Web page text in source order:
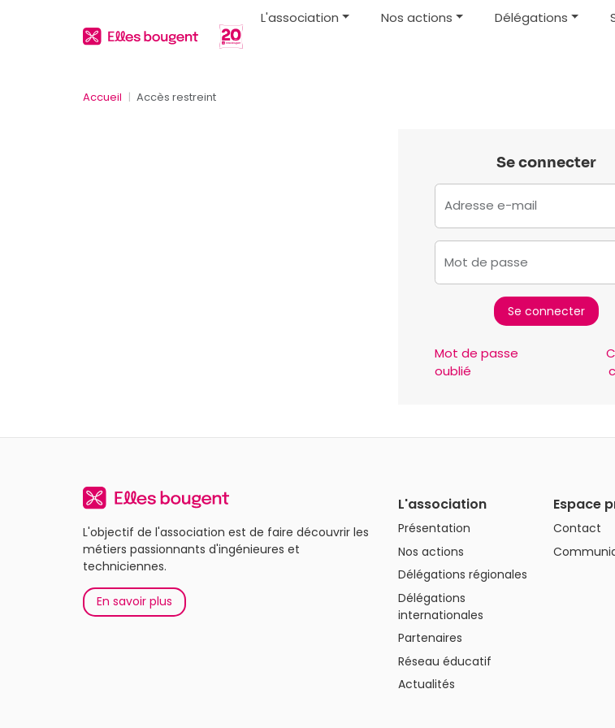
L'association Nos actions Délégations
Accueil Accès restreint
Se connecter
Adresse e-mail
Mot de passe
Mot de passe
oublié
L'objectif de l'association est de faire découvrir les
métiers passionnants d'ingénieures et
techniciennes.
En savoir plus
L'association
Présentation
Nos actions
Délégations régionales
Délégations
internationales
Partenaires
Réseau éducatif
Actualités
Espace
Contact